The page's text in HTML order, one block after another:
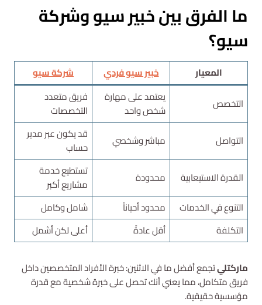
ما الفرق بين خبير سيو وشركة
سيو؟
المعيار خبير سيو فردي
شركة سيو
التخصص
يعتمد على مهارة
شخص واحد
فريق متعدد
التخصصات
التواصل
مباشر وشخصي
قد يكون عبر مدير
حساب
القدرة الاستيعابية
محدودة
تستطيع خدمة
مشاريع أكبر
التنوع في الخدمات
محدود أحياناً
شامل وكامل
التكلفة
أقل عادةً أعلى لكن أشمل
ماركتليتجمع أفضل ما في الاثنين: خبرة الأفراد المتخصصين داخل
فريق متكامل، مما يعني أنك تحصل على خبرة شخصية مع قدرة
مؤسسية حقيقية.